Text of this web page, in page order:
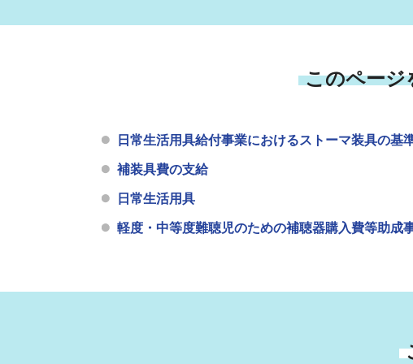
このページ
日常生活用具給付事業におけるストーマ装具の基
補装具費の支給
日常生活用具
軽度・中等度難聴児のための補聴器購入費等助成